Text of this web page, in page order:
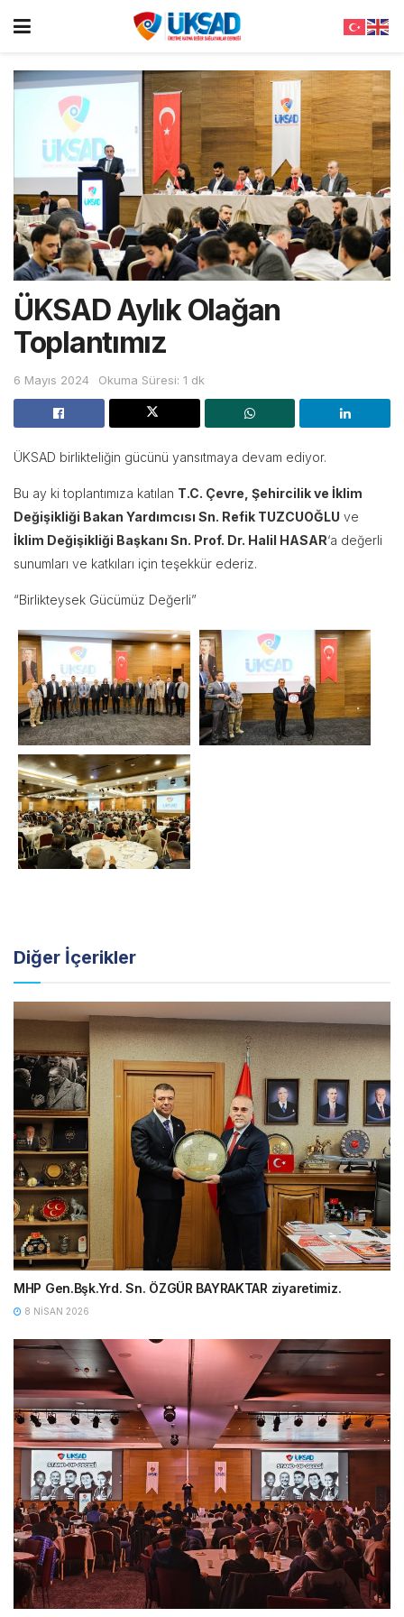
ÜKSAD Aylık Olağan
Toplantımız
6 Mayıs 2024 Okuma Süresi: 1 dk
ÜKSAD birlikteliğin gücünü yansıtmaya devam ediyor.
Bu ay ki toplantımıza katılan T.C. Çevre, Şehircilik ve İklim
Değişikliği Bakan Yardımcısı Sn. Refik TUZCUOĞLU ve
İklim Değişikliği Başkanı Sn. Prof. Dr. Halil HASAR‘a değerli
sunumları ve katkıları için teşekkür ederiz.
“Birlikteysek Gücümüz Değerli”
Diğer İçerikler
MHP Gen.Bşk.Yrd. Sn. ÖZGÜR BAYRAKTAR ziyaretimiz.
8 NISAN 2026